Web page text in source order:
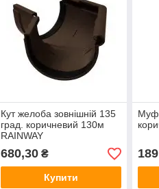
Кут желоба зовнішній 135
град. коричневий 130м
RAINWAY
680,30₴
Купити